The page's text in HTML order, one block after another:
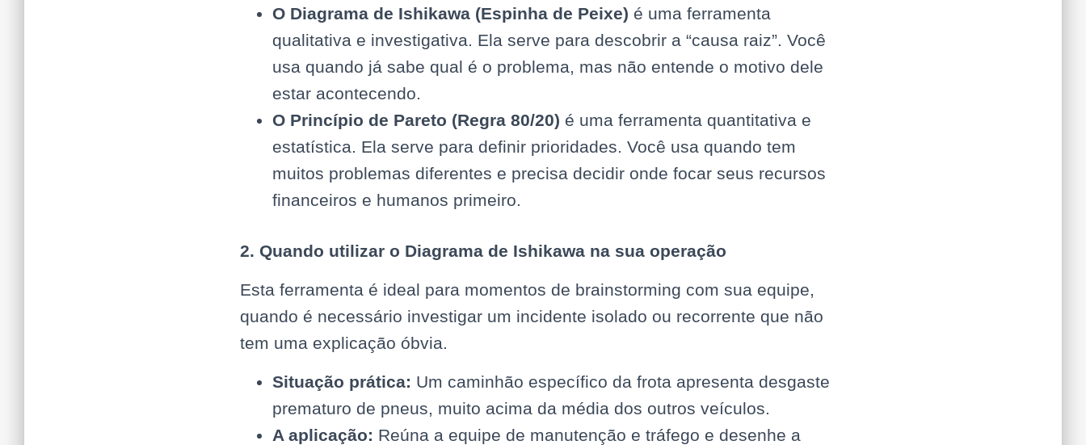
O Diagrama de Ishikawa (Espinha de Peixe) é uma ferramenta
qualitativa e investigativa. Ela serve para descobrir a “causa raiz”. Você
usa quando já sabe qual é o problema, mas não entende o motivo dele
estar acontecendo.
O Princípio de Pareto (Regra 80/20) é uma ferramenta quantitativa e
estatística. Ela serve para definir prioridades. Você usa quando tem
muitos problemas diferentes e precisa decidir onde focar seus recursos
financeiros e humanos primeiro.
2. Quando utilizar o Diagrama de Ishikawa na sua operação
Esta ferramenta é ideal para momentos de brainstorming com sua equipe,
quando é necessário investigar um incidente isolado ou recorrente que não
tem uma explicação óbvia.
Situação prática: Um caminhão específico da frota apresenta desgaste
prematuro de pneus, muito acima da média dos outros veículos.
A aplicação: Reúna a equipe de manutenção e tráfego e desenhe a